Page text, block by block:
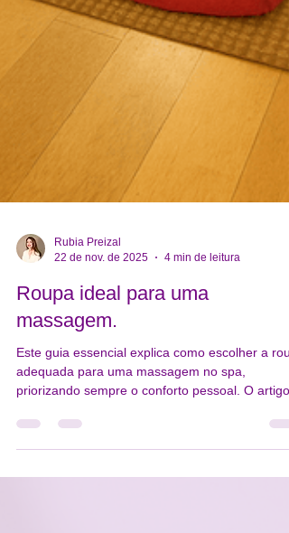
Rubia Preizal
22 de nov. de 2025
Roupa ideal para uma
massagem.